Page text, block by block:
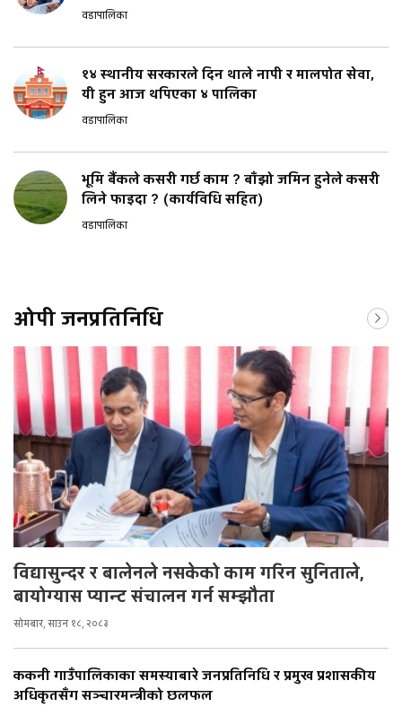
वडापालिका
१४ स्थानीय सरकारले दिन थाले नापी र मालपोत सेवा,
यी हुन आज थपिएका ४ पालिका
वडापालिका
भूमि बैंकले कसरी गर्छ काम ? बाँझो जमिन हुनेले कसरी
लिने फाइदा ? (कार्यविधि सहित)
वडापालिका
ओपी जनप्रतिनिधि
विद्यासुन्दर र बालेनले नसकेको काम गरिन सुनिताले,
बायोग्यास प्यान्ट संचालन गर्न सम्झौता
सोमबार, साउन १८, २०८३
ककनी गाउँपालिकाका समस्याबारे जनप्रतिनिधि र प्रमुख प्रशासकीय
अधिकृतसँग सञ्चारमन्त्रीको छलफल